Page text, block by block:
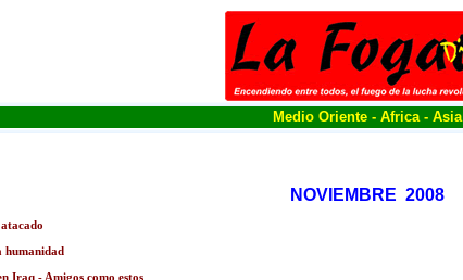
Medio Oriente - Africa - Asia
NOVIEMBRE 2008
humanidad
Iraq - Amigos como estos